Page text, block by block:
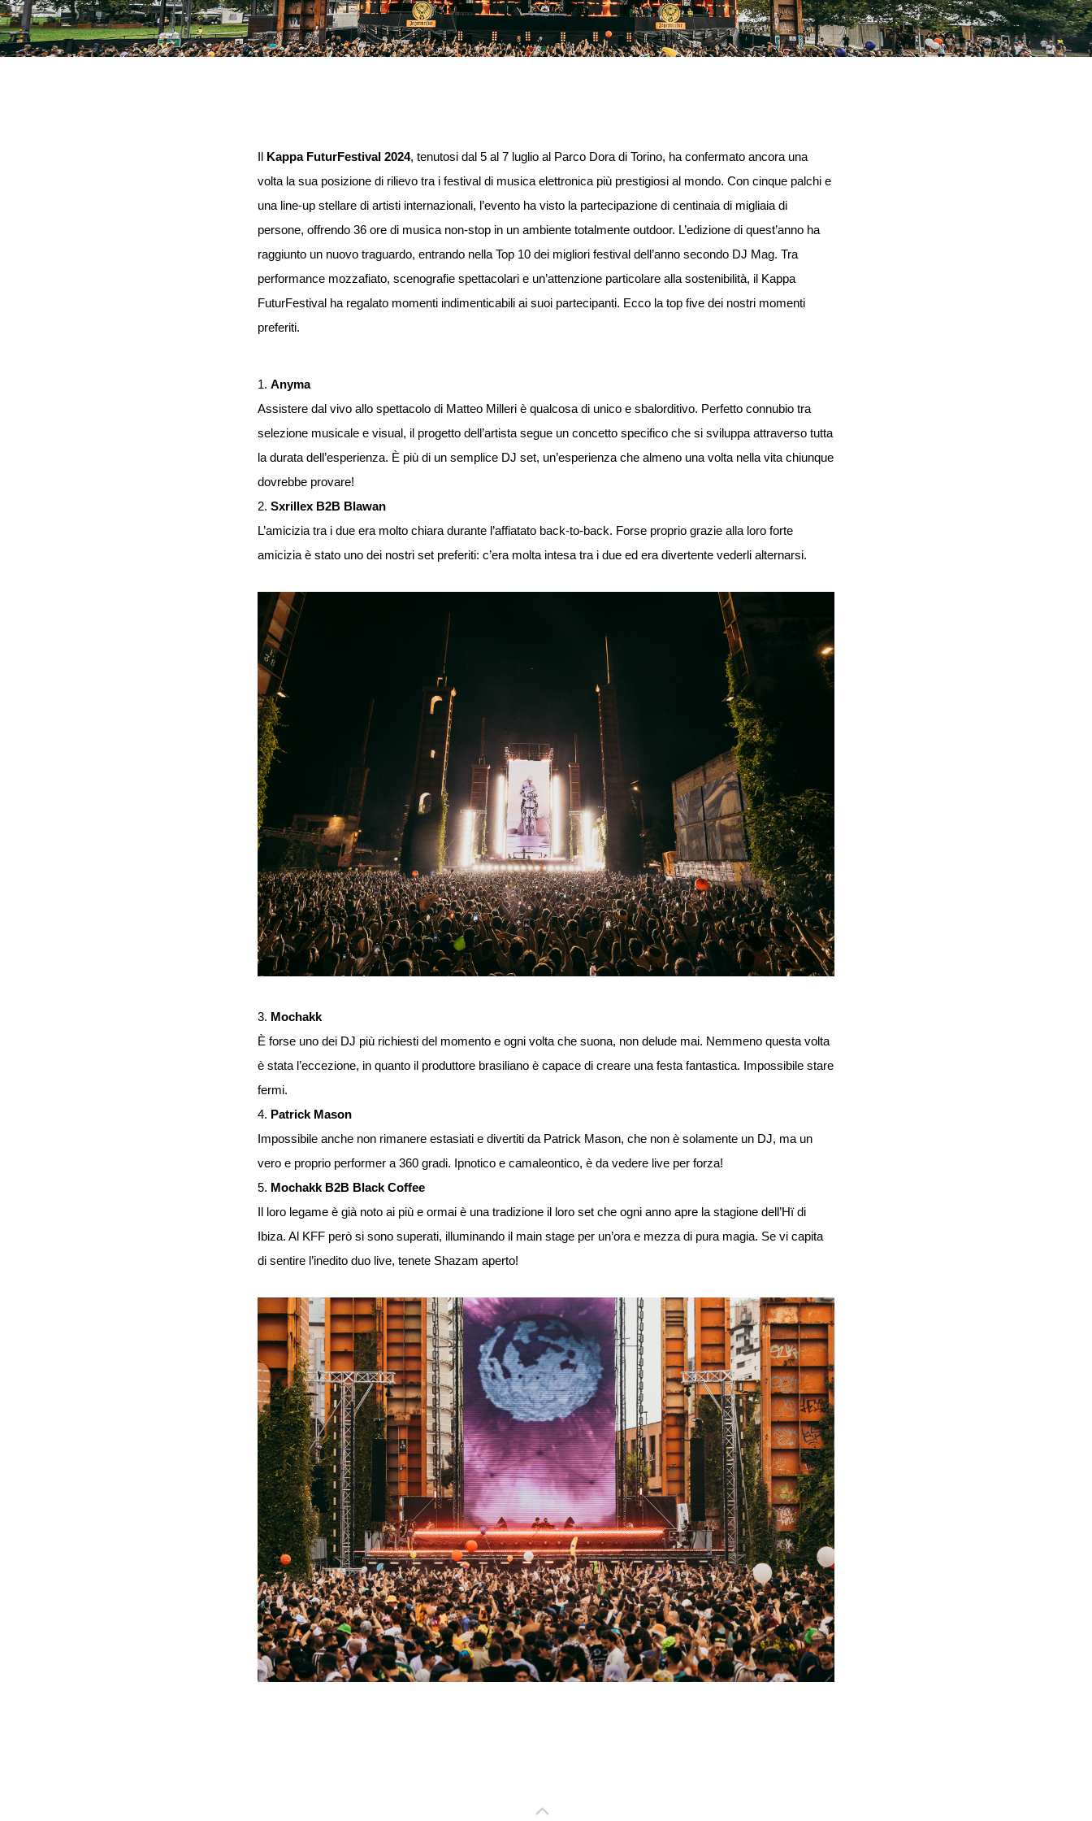
Kappa FuturFestival 2024, tenutosi dal 5 al 7 luglio al Parco Dora di Torino, ha confermato ancora una
volta la sua posizione di rilievo tra i festival di musica elettronica più prestigiosi al mondo. Con cinque palchi e
una line-up stellare di artisti internazionali, l’evento ha visto la partecipazione di centinaia di migliaia di
persone, offrendo 36 ore di musica non-stop in un ambiente totalmente outdoor. L’edizione di quest’anno ha
raggiunto un nuovo traguardo, entrando nella Top 10 dei migliori festival dell’anno secondo DJ Mag. Tra
performance mozzafiato, scenografie spettacolari e un’attenzione particolare alla sostenibilità, il Kappa
FuturFestival ha regalato momenti indimenticabili ai suoi partecipanti. Ecco la top five dei nostri momenti
preferiti.
1. Anyma
Assistere dal vivo allo spettacolo di Matteo Milleri è qualcosa di unico e sbalorditivo. Perfetto connubio tra
selezione musicale e visual, il progetto dell’artista segue un concetto specifico che si sviluppa attraverso tutta
la durata dell’esperienza. È più di un semplice DJ set, un’esperienza che almeno una volta nella vita chiunque
dovrebbe provare!
2. Sxrillex B2B Blawan
L’amicizia tra i due era molto chiara durante l’affiatato back-to-back. Forse proprio grazie alla loro forte
amicizia è stato uno dei nostri set preferiti: c’era molta intesa tra i due ed era divertente vederli alternarsi.
3. Mochakk
È forse uno dei DJ più richiesti del momento e ogni volta che suona, non delude mai. Nemmeno questa volta
è stata l’eccezione, in quanto il produttore brasiliano è capace di creare una festa fantastica. Impossibile stare
fermi.
4. Patrick Mason
Impossibile anche non rimanere estasiati e divertiti da Patrick Mason, che non è solamente un DJ, ma un
vero e proprio performer a 360 gradi. Ipnotico e camaleontico, è da vedere live per forza!
5. Mochakk B2B Black Coffee
Il loro legame è già noto ai più e ormai è una tradizione il loro set che ogni anno apre la stagione dell’Hï di
Ibiza. Al KFF però si sono superati, illuminando il main stage per un’ora e mezza di pura magia. Se vi capita
di sentire l’inedito duo live, tenete Shazam aperto!